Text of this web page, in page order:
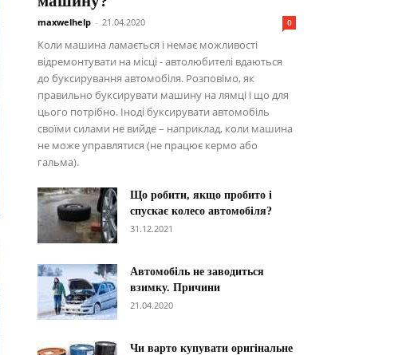
maxwelhelp - 21.04.2020 0
Коли машина ламається і немає можливості
відремонтувати на місці - автолюбителі вдаються
до буксирування автомобіля. Розповімо, як
правильно буксирувати машину на лямці і що для
цього потрібно. Іноді буксирувати автомобіль
своїми силами не вийде – наприклад, коли машина
не може управлятися (не працює кермо або
гальма).
Що робити, якщо пробито і
спускає колесо автомобіля?
31.12.2021
Автомобіль не заводиться
взимку. Причини
21.04.2020
Чи варто купувати оригінальне